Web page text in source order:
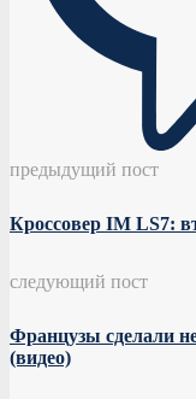
предыдущий пост
Кроссовер IM LS7:
следующий пост
Французы сделали
(видео)